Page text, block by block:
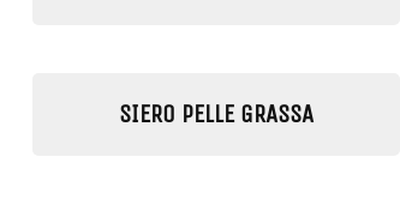
SIERO PELLE GRASSA